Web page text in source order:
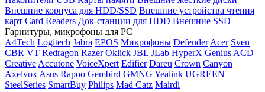
Внешние корпуса для HDD/SSD Внешние устройства чтения
карт Card Readers Док-станции для HDD Внешние SSD
Гарнитуры, микрофоны для PC
A4Tech Logitech Jabra EPOS Микрофоны Defender Acer Sven
CBR VT Redragon Razer Oklick JBL JLab HyperX Genius ACD
Creative Accutone VoiceXpert Edifier Dareu Crown Canyon
Axelvox Asus Rapoo Gembird GMNG Yealink UGREEN
SteelSeries SmartBuy Philips Mad Catz Mairdi